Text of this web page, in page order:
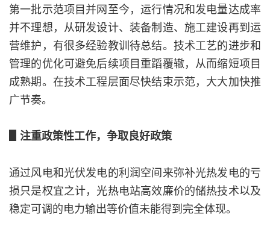
第一批示范项目并网至今，运行情况和发电量达成率
并不理想，从研发设计、装备制造、施工建设再到运
营维护，有很多经验教训待总结。技术工艺的进步和
管理的优化可避免后续项目重蹈覆辙，从而缩短项目
成熟期。在技术工程层面尽快结束示范，大大加快推
广节奏。
▋注重政策性工作，争取良好政策
通过风电和光伏发电的利润空间来弥补光热发电的亏
损只是权宜之计，光热电站高效廉价的储热技术以及
稳定可调的电力输出等价值未能得到完全体现。